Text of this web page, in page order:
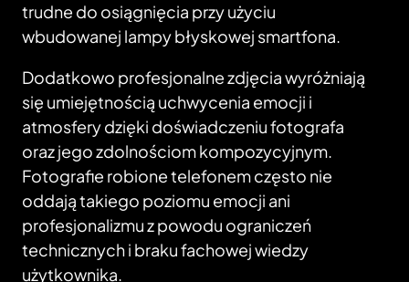
trudne do osiągnięcia przy użyciu
wbudowanej lampy błyskowej smartfona.
Dodatkowo profesjonalne zdjęcia wyróżniają
się umiejętnością uchwycenia emocji i
atmosfery dzięki doświadczeniu fotografa
oraz jego zdolnościom kompozycyjnym.
Fotografie robione telefonem często nie
oddają takiego poziomu emocji ani
profesjonalizmu z powodu ograniczeń
technicznych i braku fachowej wiedzy
użytkownika.